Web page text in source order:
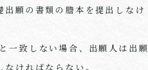
願の書類の謄本を提出しなけ
一致しない場合、出願人は出願
ければならない。